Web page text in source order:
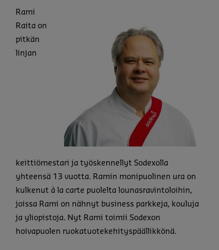
Rami
Raita on
pitkän
linjan
keittiömestari ja työskennellyt Sodexolla
yhteensä 13 vuotta. Ramin monipuolinen ura on
kulkenut à la carte puolelta lounasravintoloihin,
joissa Rami on nähnyt business parkkeja, kouluja
ja yliopistoja. Nyt Rami toimii Sodexon
hoivapuolen ruokatuotekehityspäällikkönä.